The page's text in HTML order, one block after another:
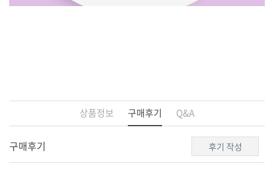
상품정보 구매후기 Q&A
구매후기 후기 작성